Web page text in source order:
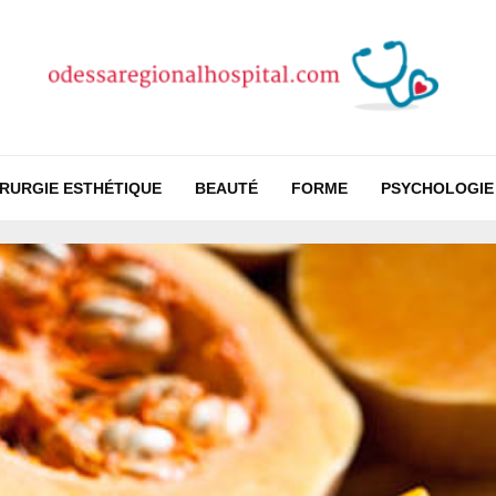
ESTHÉTIQUE BEAUTÉ FORME PSYCHOLOGIE